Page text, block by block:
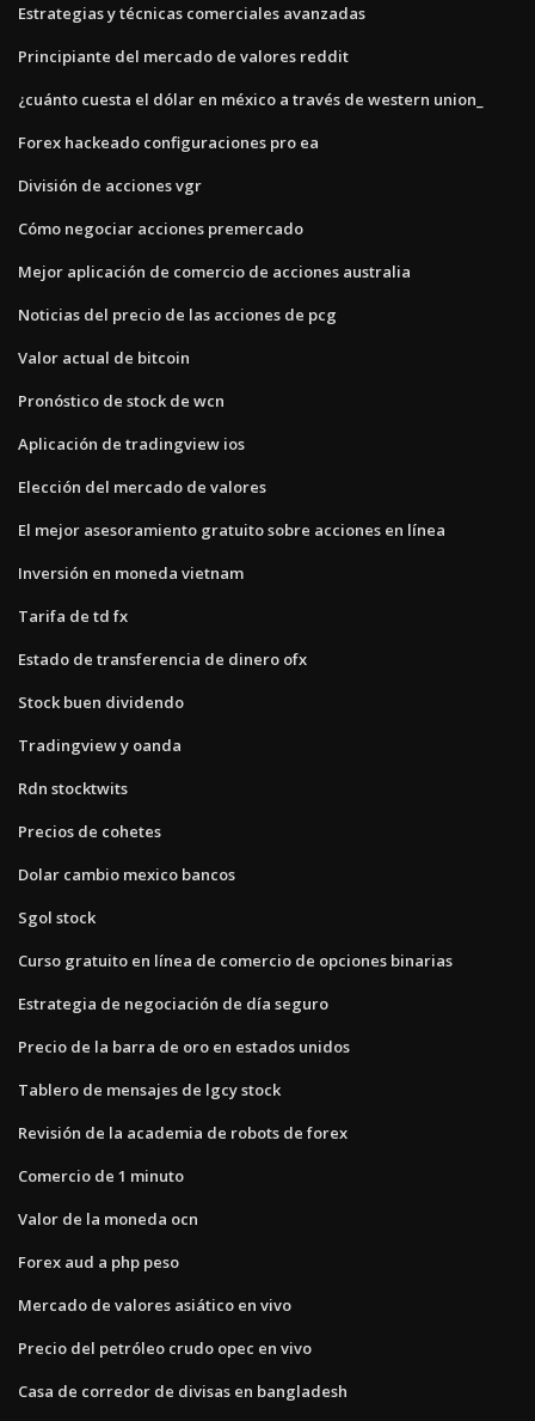
Estrategias y técnicas comerciales avanzadas
Principiante del mercado de valores reddit
¿cuánto cuesta el dólar en méxico a través de western union_
Forex hackeado configuraciones pro ea
División de acciones vgr
Cómo negociar acciones premercado
Mejor aplicación de comercio de acciones australia
Noticias del precio de las acciones de pcg
Valor actual de bitcoin
Pronóstico de stock de wcn
Aplicación de tradingview ios
Elección del mercado de valores
El mejor asesoramiento gratuito sobre acciones en línea
Inversión en moneda vietnam
Tarifa de td fx
Estado de transferencia de dinero ofx
Stock buen dividendo
Tradingview y oanda
Rdn stocktwits
Precios de cohetes
Dolar cambio mexico bancos
Sgol stock
Curso gratuito en línea de comercio de opciones binarias
Estrategia de negociación de día seguro
Precio de la barra de oro en estados unidos
Tablero de mensajes de lgcy stock
Revisión de la academia de robots de forex
Comercio de 1 minuto
Valor de la moneda ocn
Forex aud a php peso
Mercado de valores asiático en vivo
Precio del petróleo crudo opec en vivo
Casa de corredor de divisas en bangladesh